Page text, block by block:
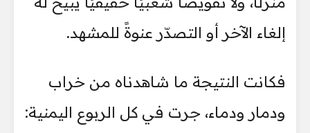
إلغاء الآخر أو التصدّر عنوةً للمشهد.
فكانت النتيجة ما شاهدناه من خراب
ودمار ودماء، جرت في كل الربوع اليمنية: